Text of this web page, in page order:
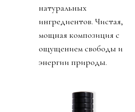
натуральных
ингредиентов. Чистая,
мощная композиция с
ощущением свободы и
энергии природы.